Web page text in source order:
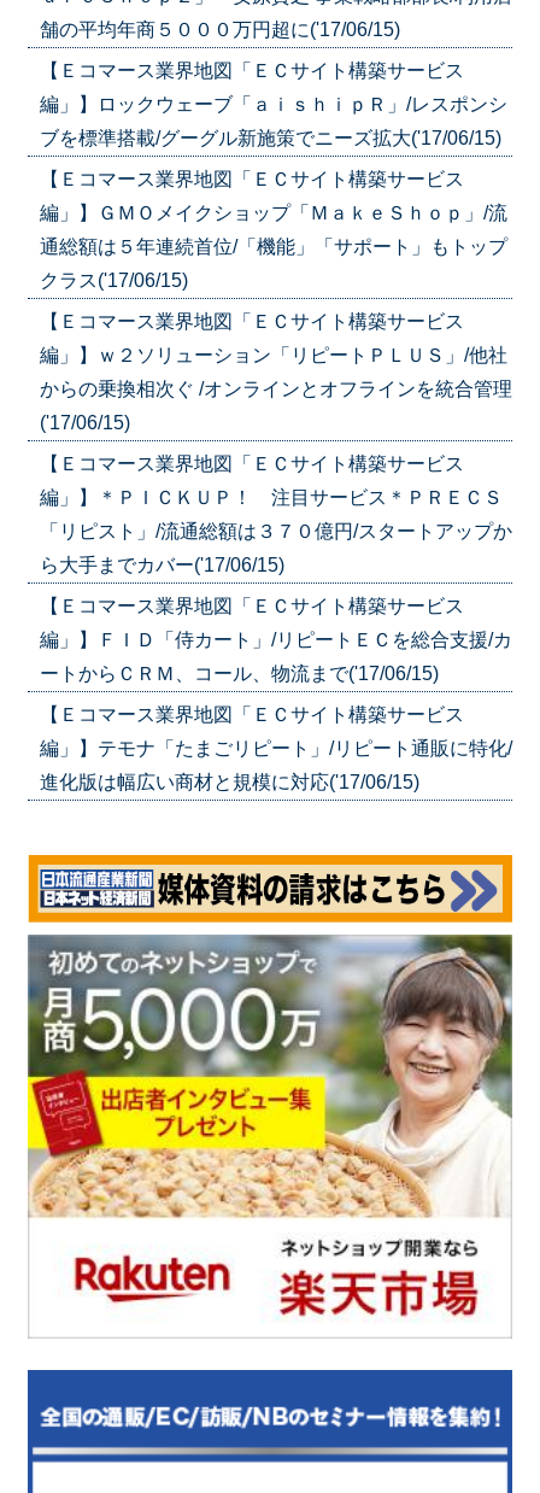
舗の平均年商５０００万円超に('17/06/15)
【Ｅコマース業界地図「ＥＣサイト構築サービス
編」】ロックウェーブ「ａｉｓｈｉｐＲ」/レスポンシ
ブを標準搭載/グーグル新施策でニーズ拡大('17/06/15)
【Ｅコマース業界地図「ＥＣサイト構築サービス
編」】ＧＭＯメイクショップ「ＭａｋｅＳｈｏｐ」/流
通総額は５年連続首位/「機能」「サポート」もトップ
クラス('17/06/15)
【Ｅコマース業界地図「ＥＣサイト構築サービス
編」】ｗ２ソリューション「リピートＰＬＵＳ」/他社
からの乗換相次ぐ /オンラインとオフラインを統合管理
('17/06/15)
【Ｅコマース業界地図「ＥＣサイト構築サービス
編」】＊ＰＩＣＫＵＰ！ 注目サービス＊ＰＲＥＣＳ
「リピスト」/流通総額は３７０億円/スタートアップか
ら大手までカバー('17/06/15)
【Ｅコマース業界地図「ＥＣサイト構築サービス
編」】ＦＩＤ「侍カート」/リピートＥＣを総合支援/カ
ートからＣＲＭ、コール、物流まで('17/06/15)
【Ｅコマース業界地図「ＥＣサイト構築サービス
編」】テモナ「たまごリピート」/リピート通販に特化/
進化版は幅広い商材と規模に対応('17/06/15)